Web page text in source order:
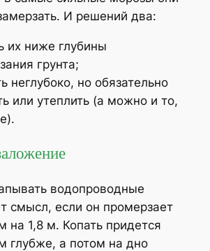
И решений два:
их ниже глубины
грунта;
неглубоко, но обязательно
или утеплить (а можно и то,
водопроводные
смысл, если он промерзает
на 1,8 м. Копать придется
глубже, а потом на дно